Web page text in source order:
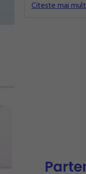
Citeste mai mult